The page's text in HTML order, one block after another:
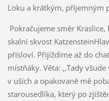
Loku a krátkým, příjemným
Pokračujeme směr
skalní skvost
přísloví. Přijíždíme až do
místňáky. Věta: ,,Tady
v uších a opakovaně mě
starousedlíka, který po